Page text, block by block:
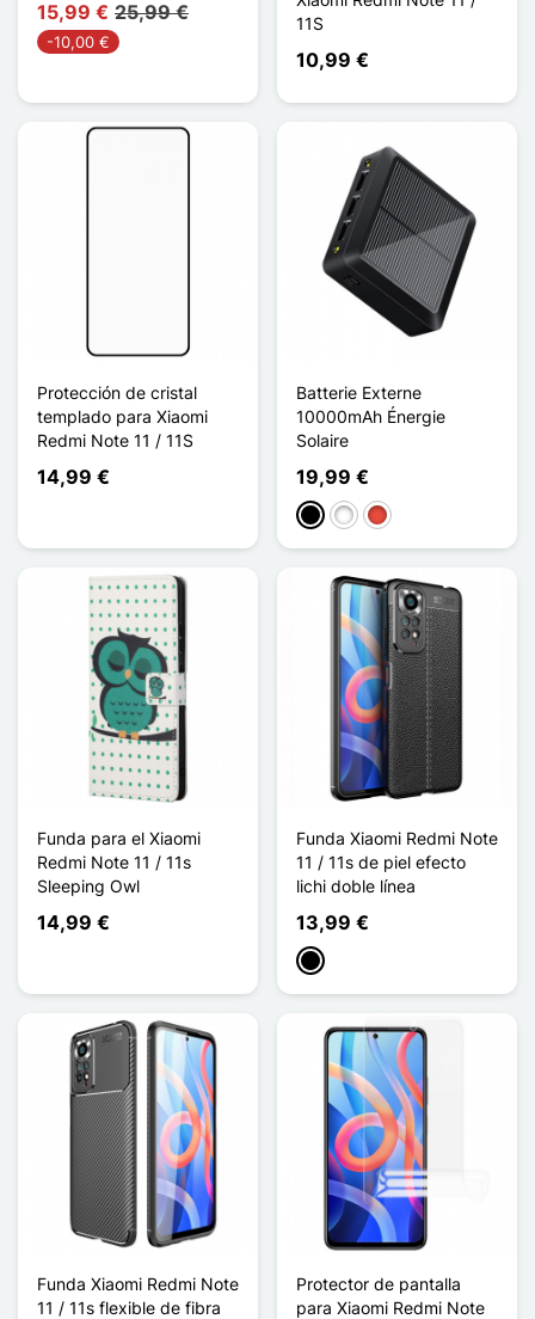
15,99 € 25,99 €
-10,00 €
11S
10,99 €
Protección de cristal
templado para Xiaomi
Redmi Note 11 / 11S
14,99 €
Batterie Externe
10000mAh Énergie
Solaire
19,99 €
NegroBlanco
Rojo
Funda para el Xiaomi
Redmi Note 11 / 11s
Sleeping Owl
14,99 €
Funda Xiaomi Redmi Note
11 / 11s de piel efecto
lichi doble línea
13,99 €
Negro
Funda Xiaomi Redmi Note
11 / 11s flexible de fibra
Protector de pantalla
para Xiaomi Redmi Note